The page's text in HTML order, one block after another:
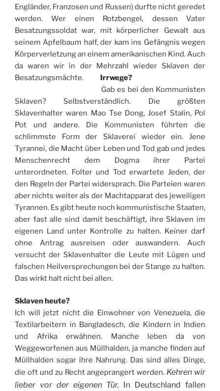
Engländer, Franzosen und Russen) durfte nicht geredet
werden. Wer einen Rotzbengel, dessen Vater
Besatzungssoldat war, mit körperlicher Gewalt aus
seinem Apfelbaum half, der kam ins Gefängnis wegen
Körperverletzung an einem amerikanischen Kind. Auch
da waren wir in der Mehrzahl wieder Sklaven der
Besatzungsmächte. Irrwege?
Gab es bei den Kommunisten
Sklaven? Selbstverständlich. Die größten
Sklavenhalter waren Mao Tse Dong, Josef Stalin, Pol
Pot und andere. Die Kommunisten führten die
schlimmste Form der Sklaverei wieder ein. Jene
Tyrannei, die Macht über Leben und Tod gab und jedes
Menschenrecht dem Dogma ihrer Partei
unterordneten. Folter und Tod erwartete Jeden, der
den Regeln der Partei widersprach. Die Parteien waren
aber nichts weiter als der Machtapparat des jeweiligen
Tyrannen. Es gibt heute noch kommunistische Staaten,
aber fast alle sind damit beschäftigt, ihre Sklaven im
eigenen Land unter Kontrolle zu halten. Keiner darf
ohne Antrag ausreisen oder auswandern. Auch
versucht der Sklavenhalter die Leute mit Lügen und
falschen Heilversprechungen bei der Stange zu halten.
Das wirkt halt nicht bei allen.
Sklaven heute?
Ich will jetzt nicht die Einwohner von Venezuela, die
Textilarbeitern in Bangladesch, die Kindern in Indien
und Afrika erwähnen. Manche leben da von
Weggeworfenen aus Müllhalden, ja manche finden auf
Müllhalden sogar ihre Nahrung. Das sind alles Dinge,
die oft und zu Recht angeprangert werden. Kehren wir
lieber vor der eigenen Tür. In Deutschland fallen